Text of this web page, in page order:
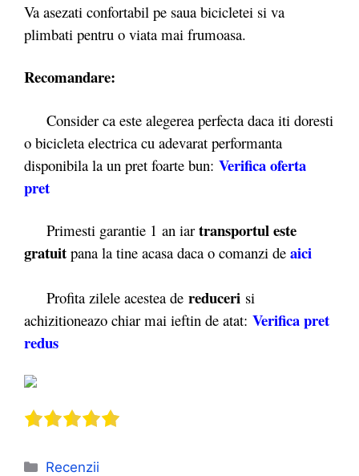
Va asezati confortabil pe saua bicicletei si va
plimbati pentru o viata mai frumoasa.
Recomandare:
Consider ca este alegerea perfecta daca iti doresti
o bicicleta electrica cu adevarat performanta
disponibila la un pret foarte bun: Verifica oferta
pret
Primesti garantie 1 an iar transportul este
gratuit pana la tine acasa daca o comanzi de aici
Profita zilele acestea de reduceri si
achizitioneazo chiar mai ieftin de atat: Verifica pret
redus
Categorii
Recenzii